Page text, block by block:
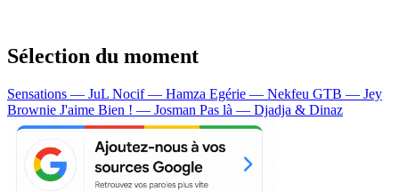
Sélection du moment
Sensations — JuL Nocif — Hamza Egérie — Nekfeu GTB — Jey
Brownie J'aime Bien ! — Josman Pas là — Djadja & Dinaz